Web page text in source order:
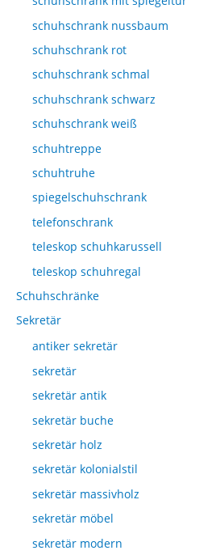
schuhschrank nussbaum
schuhschrank rot
schuhschrank schmal
schuhschrank schwarz
schuhschrank weiß
schuhtreppe
schuhtruhe
spiegelschuhschrank
telefonschrank
teleskop schuhkarussell
teleskop schuhregal
Schuhschränke
Sekretär
antiker sekretär
sekretär
sekretär antik
sekretär buche
sekretär holz
sekretär kolonialstil
sekretär massivholz
sekretär möbel
sekretär modern